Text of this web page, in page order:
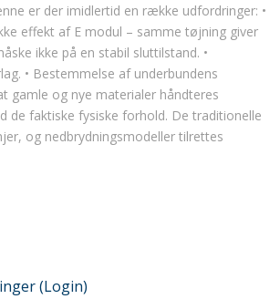
er der imidlertid en række udfordringer: •
effekt af E modul – samme tøjning giver
ikke på en stabil sluttilstand. •
• Bestemmelse af underbundens
gamle og nye materialer håndteres
faktiske fysiske forhold. De traditionelle
og nedbrydningsmodeller tilrettes
(Login)